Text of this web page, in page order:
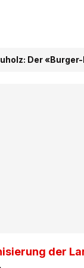
Der
der